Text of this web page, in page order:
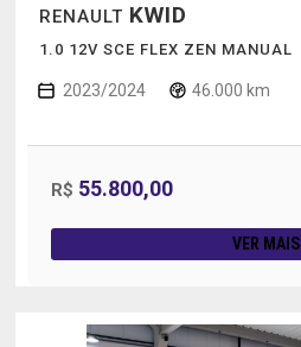
RENAULT KWID
1.0 12V SCE FLEX ZEN MANUAL
2023/2024 46.000 km
R$ 55.800,00
VER MAIS